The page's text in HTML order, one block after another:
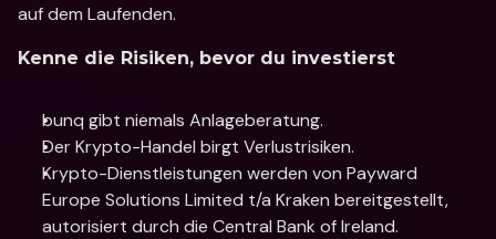
auf dem Laufenden.
Kenne die Risiken, bevor du investierst
bunq gibt niemals Anlageberatung.
Der Krypto-Handel birgt Verlustrisiken.
Krypto-Dienstleistungen werden von Payward
Europe Solutions Limited t/a Kraken bereitgestellt,
autorisiert durch die Central Bank of Ireland.